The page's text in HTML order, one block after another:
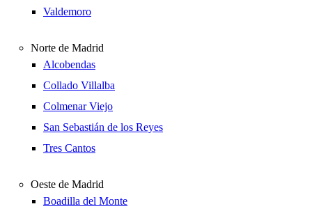
Valdemoro
Norte de Madrid
Alcobendas
Collado Villalba
Colmenar Viejo
San Sebastián de los Reyes
Tres Cantos
Oeste de Madrid
Boadilla del Monte